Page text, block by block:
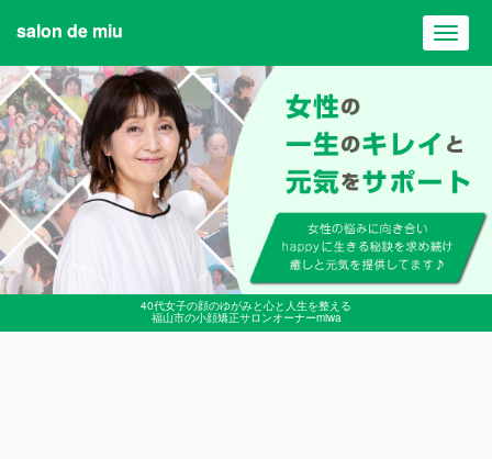
40代女子の顔のゆがみと心と人生を整える
福山市の小顔矯正サロンオーナーmiwa
salon de miu